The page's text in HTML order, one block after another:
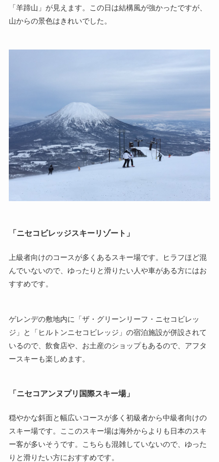
「羊蹄山」が見えます。この日は結構風が強かったですが、
山からの景色はきれいでした。
「ニセコビレッジスキーリゾート」
上級者向けのコースが多くあるスキー場です。ヒラフほど混
んでいないので、ゆったりと滑りたい人や車がある方にはお
すすめです。
ゲレンデの敷地内に「ザ・グリーンリーフ・ニセコビレッ
ジ」と「ヒルトンニセコビレッジ」の宿泊施設が併設されて
いるので、飲食店や、お土産のショップもあるので、アフタ
ースキーも楽しめます。
「ニセコアンヌプリ国際スキー場」
穏やかな斜面と幅広いコースが多く初級者から中級者向けの
スキー場です。ここのスキー場は海外からよりも日本のスキ
ー客が多いそうです。こちらも混雑していないので、ゆった
りと滑りたい方におすすめです。